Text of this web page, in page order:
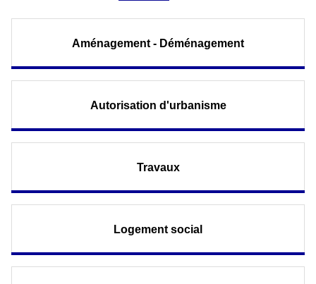
Aménagement - Déménagement
Autorisation d'urbanisme
Travaux
Logement social